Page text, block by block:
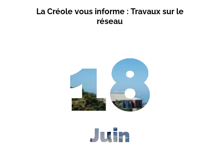
La Créole vous informe : Travaux sur le
réseau
18
Juin